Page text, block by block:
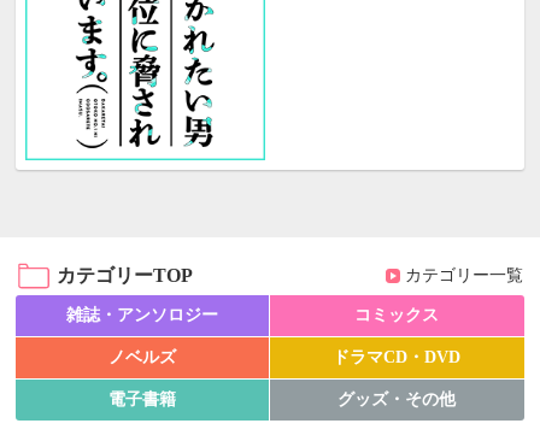
カテゴリーTOP カテゴリー一覧
雑誌・アンソロジー コミックス
ノベルズ ドラマCD・DVD
電子書籍 グッズ・その他